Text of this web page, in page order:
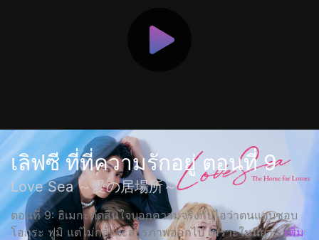
เลิฟซี ที่ที่ความรักอยู่ ตอนที่ 9
Love Sea ～愛の居場所～
ตอนที่ 9: ฮิเมกะตัดสินใจบอกความจริงกับไอว่าตนแอบชอบ
โอกุระ ฟูมิ แต่ไม่กล้าจะสารภาพออกไป เพราะในนิยา... เพิ่ม